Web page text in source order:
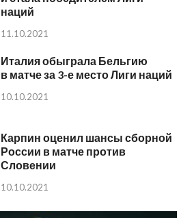
наций
11.10.2021
Италия обыграла Бельгию
в матче за 3-е место Лиги наций
10.10.2021
Карпин оценил шансы сборной
России в матче против
Словении
10.10.2021